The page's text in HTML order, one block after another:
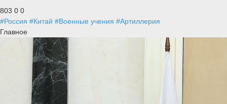
803 0 0
#Россия #Китай #Военные учения #Артиллерия
Главное